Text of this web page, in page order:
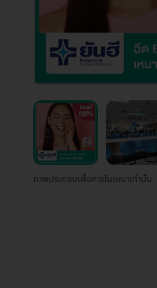
ภาพประกอบเพื่อการโฆษณาเท่านั้น